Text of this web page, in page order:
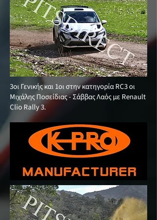
3οι Γενικής και 1οι στην κατηγορία RC3 οι
Μιχάλης Ποσείδιας - Σάββας Λαός με Renault
Clio Rally 3.